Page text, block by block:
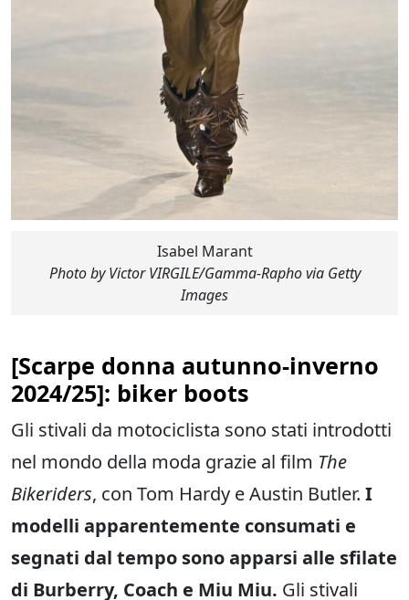
Isabel Marant
Photo by Victor VIRGILE/Gamma-Rapho via Getty
Images
[Scarpe donna autunno-inverno
2024/25]: biker boots
Gli stivali da motociclista sono stati introdotti
nel mondo della moda grazie al film The
Bikeriders, con Tom Hardy e Austin Butler. I
modelli apparentemente consumati e
segnati dal tempo sono apparsi alle sfilate
di Burberry, Coach e Miu Miu. Gli stivali